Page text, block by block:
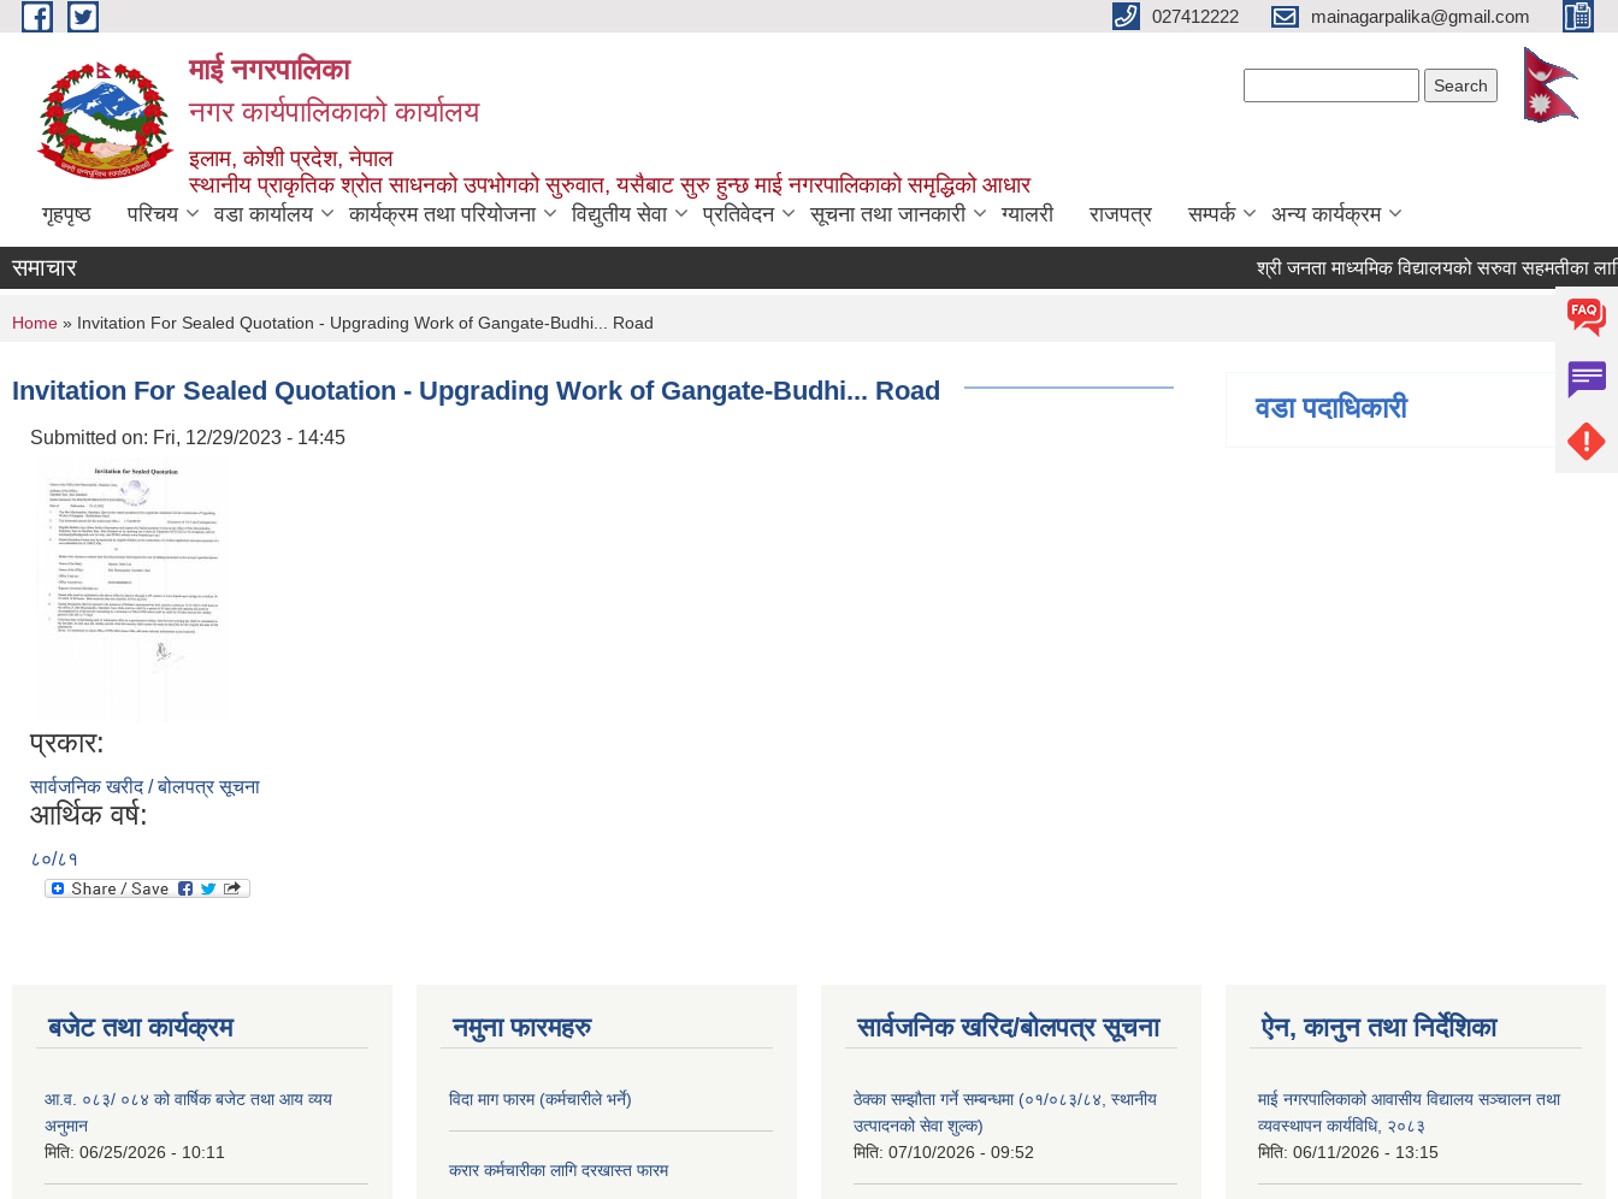
Skip to main content 027412222 mainagarpalika@gmail.com
माई नगरपालिका
नगर कार्यपालिकाको कार्यालय
इलाम, कोशी प्रदेश, नेपाल
स्थानीय प्राकृतिक श्रोत साधनको उपभोगको सुरुवात, यसैबाट सुरु हुन्छ माई नगरपालिकाको समृद्धिको आधार
गृहपृष्ठ परिचय वडा कार्यालय कार्यक्रम तथा परियोजना विद्युतीय सेवा प्रतिवेदन सूचना तथा जानकारी ग्यालरी राजपत्र सम्पर्क अन्य कार्यक्रम
समाचार श्री जनता माध्यमिक विद्यालयको सरुवा सहमतीका लागि
You are here
Home » Invitation For Sealed Quotation - Upgrading Work of Gangate-Budhi... Road
Invitation For Sealed Quotation - Upgrading Work of Gangate-Budhi... Road
Submitted on: Fri, 12/29/2023 - 14:45
प्रकार:
सार्वजनिक खरीद / बोलपत्र सूचना
आर्थिक वर्ष:
८०/८१
वडा पदाधिकारी
बजेट तथा कार्यक्रम
आ.व. ०८३/ ०८४ को वार्षिक बजेट तथा आय व्यय
अनुमान
मिति: 06/25/2026 - 10:11
नमुना फारमहरु
विदा माग फारम (कर्मचारीले भर्ने)
करार कर्मचारीका लागि दरखास्त फारम
सार्वजनिक खरिद/बोलपत्र सूचना
ठेक्का सम्झौता गर्ने सम्बन्धमा (०१/०८३/८४, स्थानीय
उत्पादनको सेवा शुल्क)
मिति: 07/10/2026 - 09:52
ऐन, कानुन तथा निर्देशिका
माई नगरपालिकाको आवासीय विद्यालय सञ्चालन तथा
व्यवस्थापन कार्यविधि, २०८३
मिति: 06/11/2026 - 13:15